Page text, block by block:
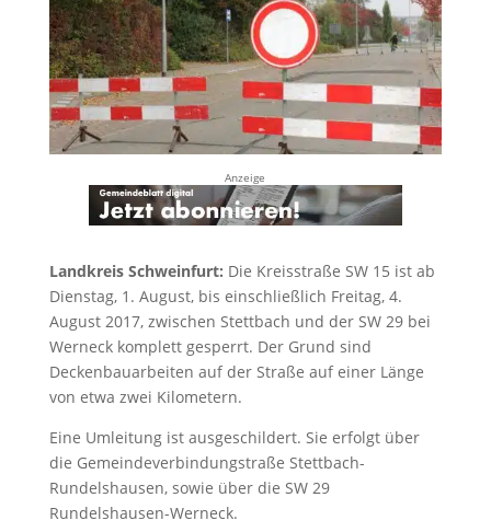
Anzeige
Landkreis Schweinfurt: Die Kreisstraße SW 15 ist ab
Dienstag, 1. August, bis einschließlich Freitag, 4.
August 2017, zwischen Stettbach und der SW 29 bei
Werneck komplett gesperrt. Der Grund sind
Deckenbauarbeiten auf der Straße auf einer Länge
von etwa zwei Kilometern.
Eine Umleitung ist ausgeschildert. Sie erfolgt über
die Gemeindeverbindungstraße Stettbach-
Rundelshausen, sowie über die SW 29
Rundelshausen-Werneck.